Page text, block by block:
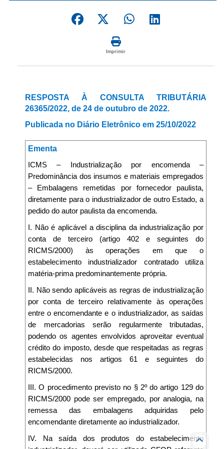
Imprimir
RESPOSTA À CONSULTA TRIBUTÁRIA
26365/2022, de 24 de outubro de 2022.
Publicada no Diário Eletrônico em 25/10/2022
Ementa
ICMS – Industrialização por encomenda –
Predominância dos insumos e materiais empregados
– Embalagens remetidas por fornecedor paulista,
diretamente para o industrializador de outro Estado, a
pedido do autor paulista da encomenda.
I. Não é aplicável a disciplina da industrialização por
conta de terceiro (artigo 402 e seguintes do
RICMS/2000) às operações em que o
estabelecimento industrializador contratado utiliza
matéria-prima predominantemente própria.
II. Não sendo aplicáveis as regras de industrialização
por conta de terceiro relativamente às operações
entre o encomendante e o industrializador, as saídas
de mercadorias serão regularmente tributadas,
podendo os agentes envolvidos aproveitar eventual
crédito do imposto, desde que respeitadas as regras
estabelecidas nos artigos 61 e seguintes do
RICMS/2000.
III. O procedimento previsto no § 2º do artigo 129 do
RICMS/2000 pode ser empregado, por analogia, na
remessa das embalagens adquiridas pelo
encomendante diretamente ao industrializador.
IV. Na saída dos produtos do estabelecimento